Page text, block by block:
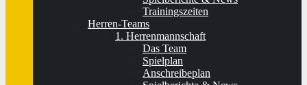
Trainingszeiten
Herren-Teams
1. Herrenmannschaft
Das Team
Spielplan
Anschreibeplan